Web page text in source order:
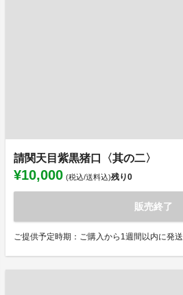
請関天目紫黒猪口〈其の二〉
¥10,000 (税込/送料込)残り0
販売終了
ご提供予定時期：ご購入から1週間以内に発送